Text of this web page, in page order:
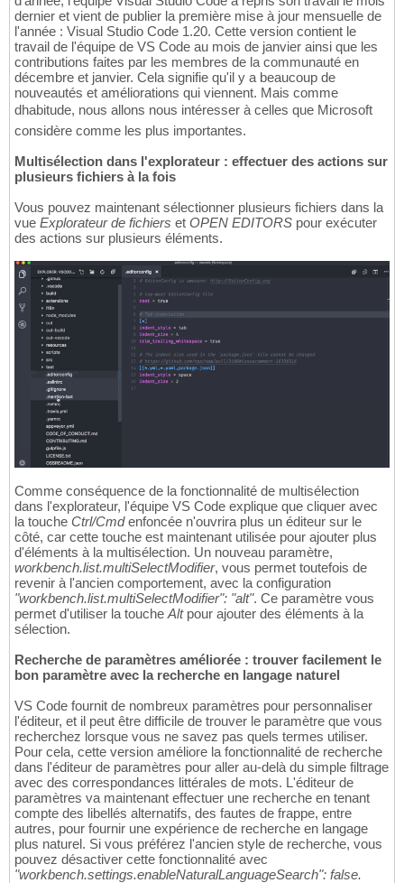
dernier et vient de publier la première mise à jour mensuelle de
l'année : Visual Studio Code 1.20. Cette version contient le
travail de l'équipe de VS Code au mois de janvier ainsi que les
contributions faites par les membres de la communauté en
décembre et janvier. Cela signifie qu'il y a beaucoup de
nouveautés et améliorations qui viennent. Mais comme
dhabitude, nous allons nous intéresser à celles que Microsoft
considère comme les plus importantes.
Multisélection dans l'explorateur : effectuer des actions sur
plusieurs fichiers à la fois
Vous pouvez maintenant sélectionner plusieurs fichiers dans la
vue Explorateur de fichiers et OPEN EDITORS pour exécuter
des actions sur plusieurs éléments.
Comme conséquence de la fonctionnalité de multisélection
dans l'explorateur, l'équipe VS Code explique que cliquer avec
la touche Ctrl/Cmdenfoncée n'ouvrira plus un éditeur sur le
côté, car cette touche est maintenant utilisée pour ajouter plus
d'éléments à la multisélection. Un nouveau paramètre,
workbench.list.multiSelectModifier, vous permet toutefois de
revenir à l'ancien comportement, avec la configuration
"workbench.list.multiSelectModifier": "alt". Ce paramètre vous
permet d'utiliser la touche Alt pour ajouter des éléments à la
sélection.
Recherche de paramètres améliorée : trouver facilement le
bon paramètre avec la recherche en langage naturel
VS Code fournit de nombreux paramètres pour personnaliser
l'éditeur, et il peut être difficile de trouver le paramètre que vous
recherchez lorsque vous ne savez pas quels termes utiliser.
Pour cela, cette version améliore la fonctionnalité de recherche
dans l'éditeur de paramètres pour aller au-delà du simple filtrage
avec des correspondances littérales de mots. L'éditeur de
paramètres va maintenant effectuer une recherche en tenant
compte des libellés alternatifs, des fautes de frappe, entre
autres, pour fournir une expérience de recherche en langage
plus naturel. Si vous préférez l'ancien style de recherche, vous
pouvez désactiver cette fonctionnalité avec
"workbench.settings.enableNaturalLanguageSearch": false.